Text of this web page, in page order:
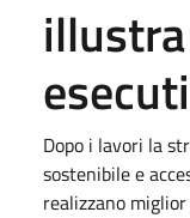
Dopo i lavori la
sostenibile e
realizzano